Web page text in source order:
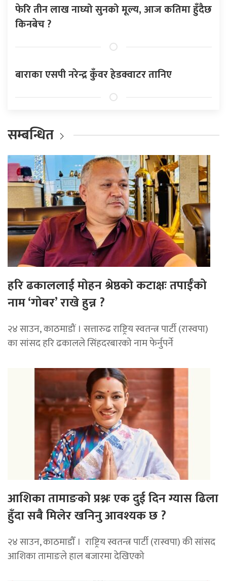
फेरि तीन लाख नाघ्यो सुनको मूल्य, आज कतिमा हुँदैछ
किनबेच ?
बाराका एसपी नरेन्द्र कुँवर हेडक्वाटर तानिए
सम्बन्धित
हरि ढकाललाई मोहन श्रेष्ठको कटाक्षः तपाईँको
नाम ‘गोबर’ राखे हुन्न ?
२४ साउन, काठमाडौं । सत्तारुढ राष्ट्रिय स्वतन्त्र पार्टी (रास्वपा)
का सांसद हरि ढकालले सिंहदरबारको नाम फेर्नुपर्ने
आशिका तामाङको प्रश्नः एक दुई दिन ग्यास ढिला
हुँदा सबै मिलेर खनिनु आवश्यक छ ?
२४ साउन, काठमाडौँ । राष्ट्रिय स्वतन्त्र पार्टी (रास्वपा) की सांसद
आशिका तामाङले हाल बजारमा देखिएको